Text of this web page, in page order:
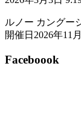
ルノー カングー
開催日2026年11
Faceboook